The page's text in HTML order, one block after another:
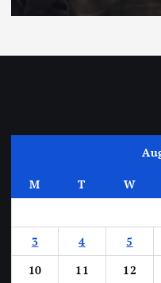
M T W
3
4 5
10
11 12